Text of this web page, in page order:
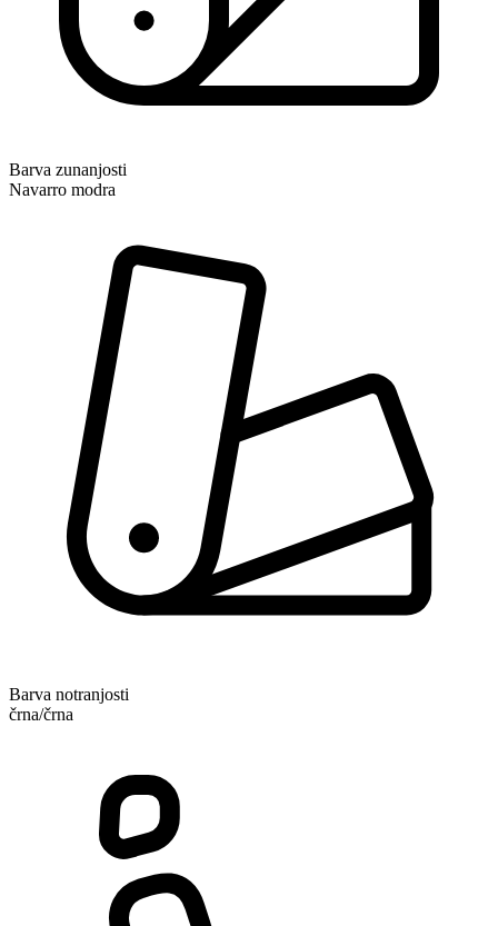
Barva zunanjosti
Navarro modra
Barva notranjosti
črna/črna